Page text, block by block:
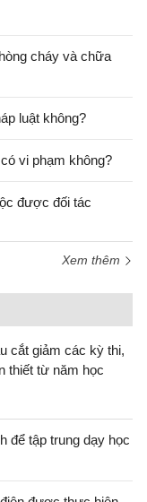
cháy và chữa
luật không?
vi phạm không?
được đối tác
Xem thêm
cắt giảm các kỳ thi,
thiết từ năm học
để tập trung dạy học